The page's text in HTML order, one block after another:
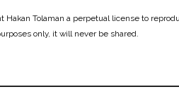
Hakan Tolaman a perpetual license to
only, it will never be shared.